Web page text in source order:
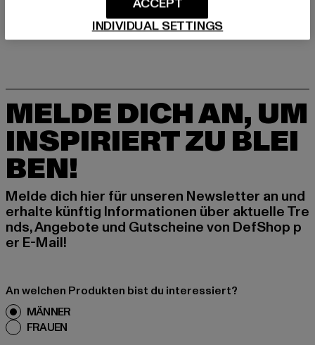
MELDE DICH AN, UM
INSPIRIERT ZU BLEI
BEN!
Melde dich hier für unseren Newsletter an und
erhalte künftig Informationen über aktuelle Tre
nds, Angebote und Gutscheine von DefShop p
er E-Mail!
An welchen Produkten bist du interessiert?
MÄNNER
FRAUEN
INDIVIDUAL SETTINGS
ACCEPT